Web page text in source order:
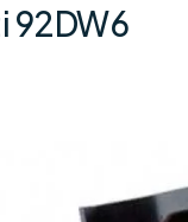
92DW6